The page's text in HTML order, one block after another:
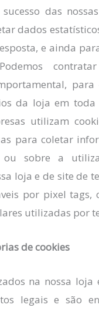
das
dados
e ainda
da loja em toda
utilizam
para coletar
ou sobre a
loja e de site de
por pixel tags,
utilizadas por
de cookies
na nossa loja
legais e são